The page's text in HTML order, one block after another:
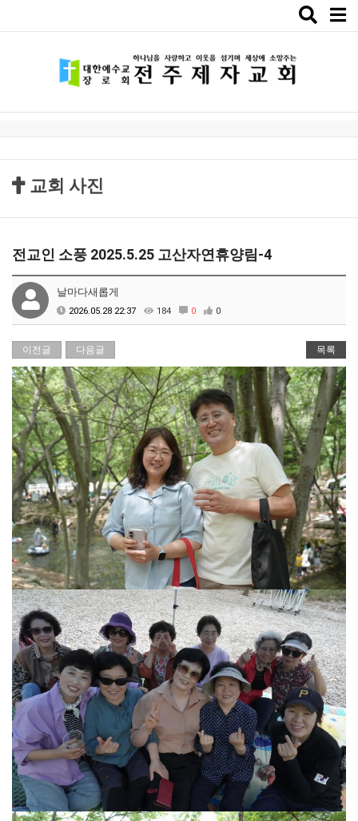
Toggle
교회 사진
전교인 소풍 2025.5.25 고산자연휴양림-4
날마다새롭게
2026.05.28 22:37 184 0 0
이전글 다음글 목록